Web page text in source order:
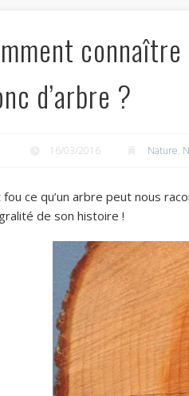
d’arbre ?
16/03/2016 Nature,
fou ce qu’un arbre peut nous
de son histoire !